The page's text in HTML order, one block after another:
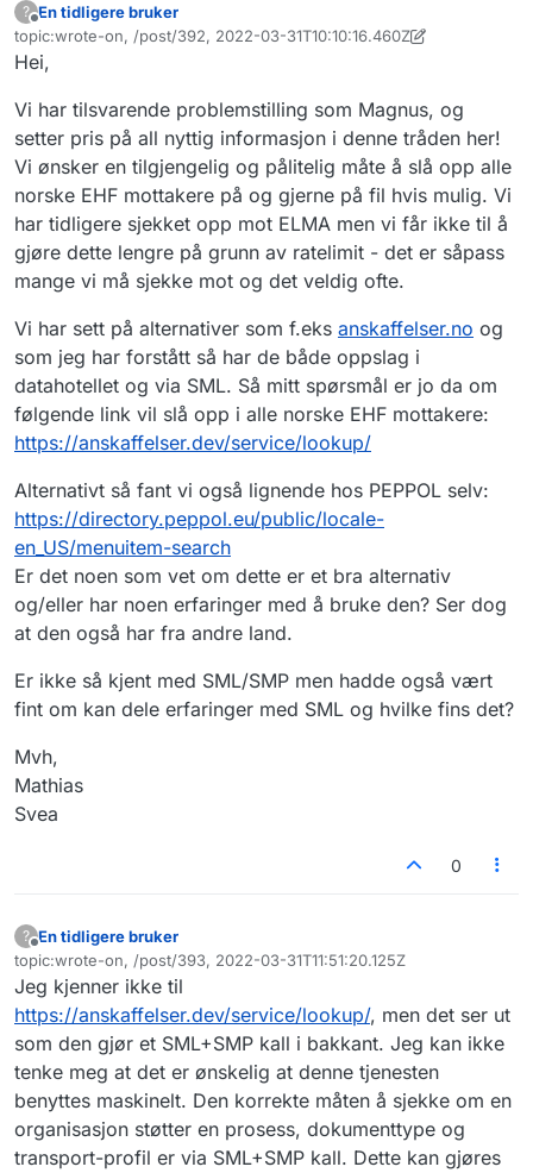
?
Frakoblet
En tidligere bruker
topic:wrote-on, /post/392, 2022-03-31T10:10:16.460Z
Sist endret av En tidligere bruker
Hei,
Vi har tilsvarende problemstilling som Magnus, og
setter pris på all nyttig informasjon i denne tråden her!
Vi ønsker en tilgjengelig og pålitelig måte å slå opp alle
norske EHF mottakere på og gjerne på fil hvis mulig. Vi
har tidligere sjekket opp mot ELMA men vi får ikke til å
gjøre dette lengre på grunn av ratelimit - det er såpass
mange vi må sjekke mot og det veldig ofte.
Vi har sett på alternativer som f.eks anskaffelser.no og
som jeg har forstått så har de både oppslag i
datahotellet og via SML. Så mitt spørsmål er jo da om
følgende link vil slå opp i alle norske EHF mottakere:
https://anskaffelser.dev/service/lookup/
Alternativt så fant vi også lignende hos PEPPOL selv:
https://directory.peppol.eu/public/locale-
en_US/menuitem-search
Er det noen som vet om dette er et bra alternativ
og/eller har noen erfaringer med å bruke den? Ser dog
at den også har fra andre land.
Er ikke så kjent med SML/SMP men hadde også vært
fint om kan dele erfaringer med SML og hvilke fins det?
Mvh,
Mathias
Svea
0
?
Frakoblet
En tidligere bruker
topic:wrote-on, /post/393, 2022-03-31T11:51:20.125Z
Sist endret av
Jeg kjenner ikke til
https://anskaffelser.dev/service/lookup/, men det ser ut
som den gjør et SML+SMP kall i bakkant. Jeg kan ikke
tenke meg at det er ønskelig at denne tjenesten
benyttes maskinelt. Den korrekte måten å sjekke om en
organisasjon støtter en prosess, dokumenttype og
transport-profil er via SML+SMP kall. Dette kan gjøres